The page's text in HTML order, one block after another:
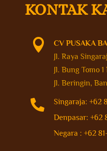
KONTAK

CV PUSAKA
Jl. Raya
Jl. Bung Tomo
Jl. Beringin,

Singaraja: +62
Denpasar: +62
Negara : +62